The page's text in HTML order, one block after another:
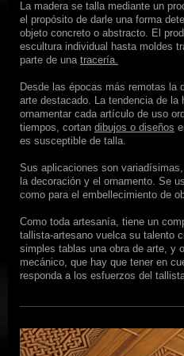
La madera se talla mediante un
el propósito de darle una forma
objeto concreto o abstracto. El
escultura individual hasta moldes
parte de una tracería.
Desde las épocas más remotas la
arte destacado. La tendencia de
ornamentar cada artículo de uso
tiempos, cortan dibujos o diseños
es susceptible de talla.
Sus aplicaciones son
la decoración y el ornamento. Se
como para el embellecimiento de
Como toda artesanía, tiene un
tallista-artesano vuelca su talento
simples tablas una obra de arte, y
mecánico, que hay que tener en
responda a los esfuerzos del